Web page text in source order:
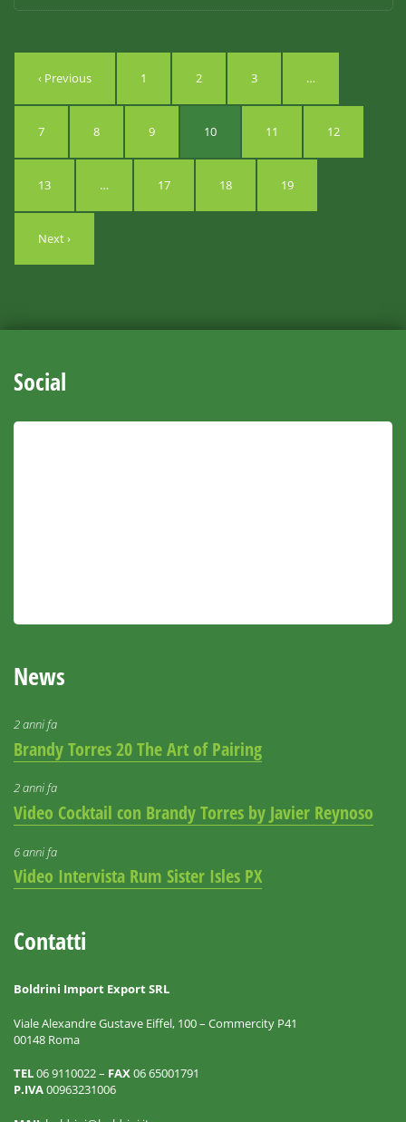
‹ Previous 1 2 3 …
7 8 9 10 11 12
13 … 17 18 19
Next ›
Social
News
2 anni fa
Brandy Torres 20 The Art of Pairing
2 anni fa
Video Cocktail con Brandy Torres by Javier Reynoso
6 anni fa
Video Intervista Rum Sister Isles PX
Contatti
Boldrini Import Export SRL
Viale Alexandre Gustave Eiffel, 100 – Commercity P41
00148 Roma
TEL06 9110022 – FAX06 65001791
P.IVA00963231006